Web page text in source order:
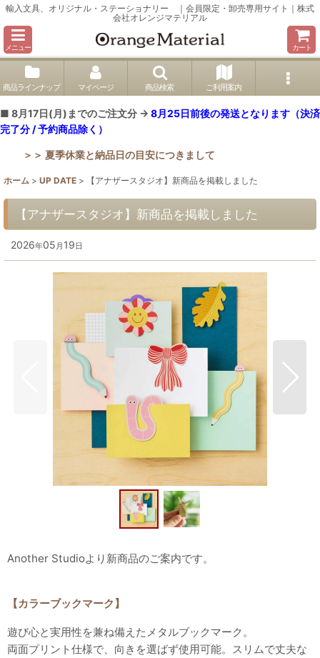
輸入文具、オリジナル・ステーショナリー ｜会員限定・卸売専用サイト｜株式
会社オレンジマテリアル
メニュー カート
商品ラインナップ マイページ 商品検索 ご利用案内
■ 8月17日(月)までのご注文分 → 8月25日前後の発送となります（決済
完了分 / 予約商品除く）
＞＞ 夏季休業と納品日の目安につきまして
ホーム > UP DATE > 【アナザースタジオ】新商品を掲載しました
【アナザースタジオ】新商品を掲載しました
2026年05 月 19 日
Another Studioより新商品のご案内です。
【カラーブックマーク】
遊び心と実用性を兼ね備えたメタルブックマーク。
両面プリント仕様で、向きを選ばず使用可能。スリムで丈夫な